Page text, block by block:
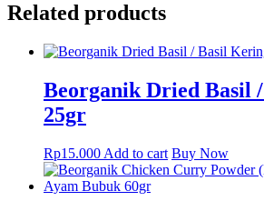
Related products
Beorganik Dried Basil
25gr
Rp15.000 Add to cart Buy Now